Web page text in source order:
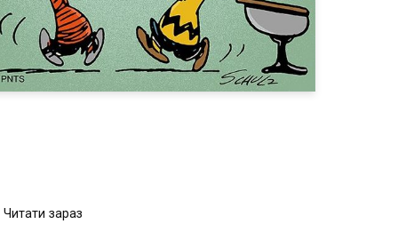
Читати зараз